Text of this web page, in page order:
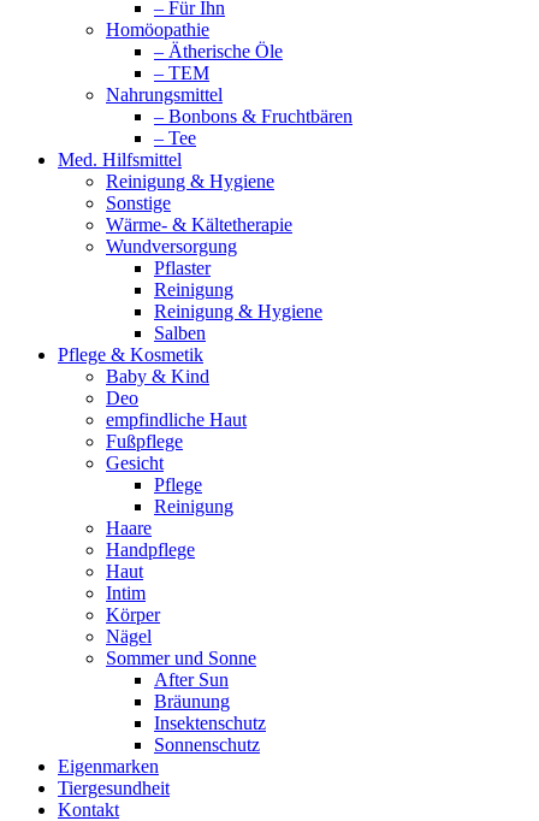
– Für Ihn
Homöopathie
– Ätherische Öle
– TEM
Nahrungsmittel
– Bonbons & Fruchtbären
– Tee
Med. Hilfsmittel
Reinigung & Hygiene
Sonstige
Wärme- & Kältetherapie
Wundversorgung
Pflaster
Reinigung
Reinigung & Hygiene
Salben
Pflege & Kosmetik
Baby & Kind
Deo
empfindliche Haut
Fußpflege
Gesicht
Pflege
Reinigung
Haare
Handpflege
Haut
Intim
Körper
Nägel
Sommer und Sonne
After Sun
Bräunung
Insektenschutz
Sonnenschutz
Eigenmarken
Tiergesundheit
Kontakt